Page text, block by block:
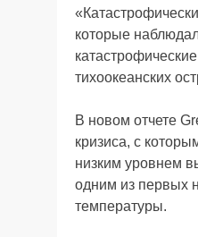
которые
тихоокеанских
В новом отчете
кризиса, с
низким уровнем
одним из первых
температуры.